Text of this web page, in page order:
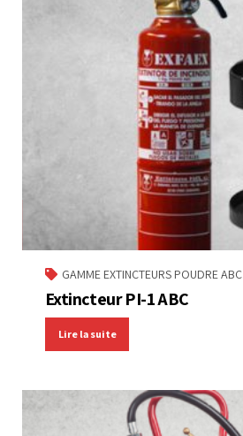
GAMME EXTINCTEURS POUDRE ABC
Extincteur PI-1 ABC
Lire la suite